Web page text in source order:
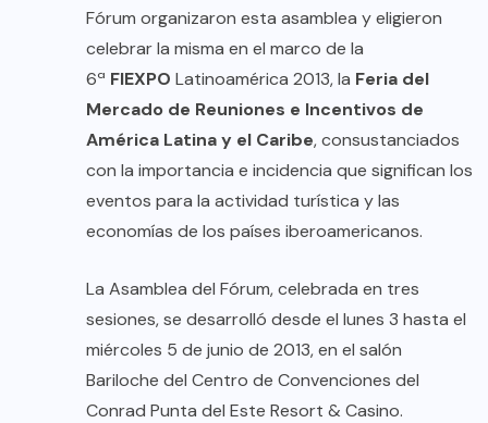
Fórum organizaron esta asamblea y eligieron
celebrar la misma en el marco de la
6ª FIEXPO Latinoamérica 2013, la Feria del
Mercado de Reuniones e Incentivos de
América Latina y el Caribe, consustanciados
con la importancia e incidencia que significan los
eventos para la actividad turística y las
economías de los países iberoamericanos.
La Asamblea del Fórum, celebrada en tres
sesiones, se desarrolló desde el lunes 3 hasta el
miércoles 5 de junio de 2013, en el salón
Bariloche del Centro de Convenciones del
Conrad Punta del Este Resort & Casino.